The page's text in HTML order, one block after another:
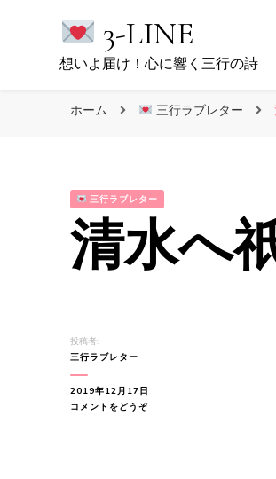
3-LINE
想いよ届け！心に響く三行の詩
ホーム 三行ラブレター
三行ラブレター
清水へ
投稿者:
三行ラブレター
2019年12月17日
コメントをどうぞ(清